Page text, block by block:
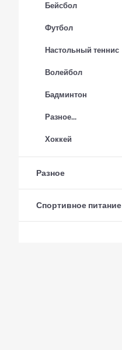
Бейсбол
Футбол
Настольный теннис
Волейбол
Бадминтон
Разное...
Хоккей
Разное
Спортивное питание